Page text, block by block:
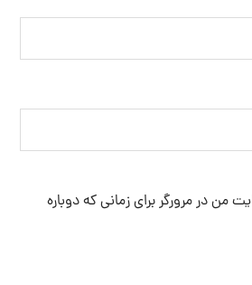
من در مرورگر برای زمانی که دوباره